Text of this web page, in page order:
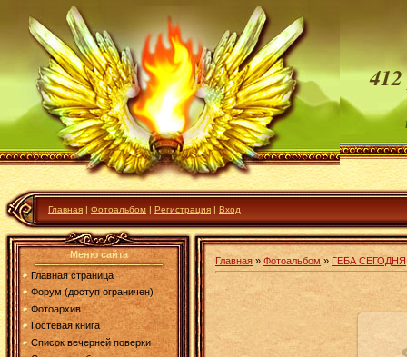
Главная | Фотоальбом | Регистрация | Вход
Меню сайта
Главная страница
Форум (доступ ограничен)
Фотоархив
Гостевая книга
Список вечерней поверки
Главная » Фотоальбом» ГЕБА СЕГОДНЯ